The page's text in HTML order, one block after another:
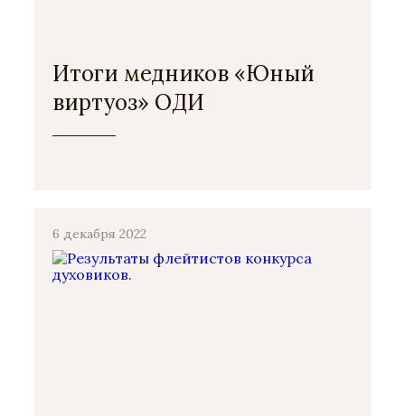
Итоги медников «Юный
виртуоз» ОДИ
6 декабря 2022